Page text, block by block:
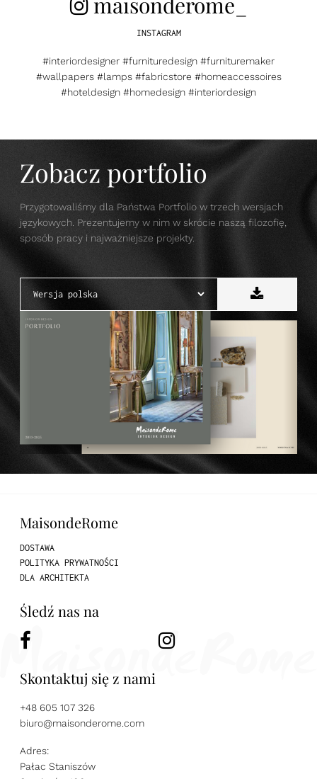
INSTAGRAM
#interiordesigner #furnituredesign #furnituremaker
#wallpapers #lamps #fabricstore #homeaccessoires
#hoteldesign #homedesign #interiordesign
Zobacz portfolio
Przygotowaliśmy dla Państwa Portfolio w trzech wersjach
językowych. Prezentujemy w nim w skrócie naszą filozofię,
sposób pracy i najważniejsze projekty.
MaisondeRome
DOSTAWA
POLITYKA PRYWATNOŚCI
DLA ARCHITEKTA
Śledź nas na
Skontaktuj się z nami
+48 605 107 326
biuro@maisonderome.com
Adres:
Pałac Staniszów